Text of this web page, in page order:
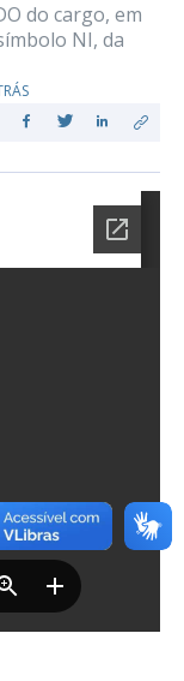
do cargo, em
NI, da